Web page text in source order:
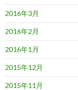
2016年3月
2016年2月
2016年1月
2015年12月
2015年11月